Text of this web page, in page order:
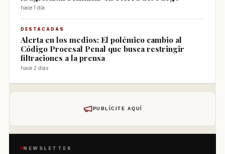
hace 1 día
DESTACADAS
Alerta en los medios: El polémico cambio al
Código Procesal Penal que busca restringir
filtraciones a la prensa
hace 2 días
PUBLÍCITE AQUÍ
NEWSLETTER